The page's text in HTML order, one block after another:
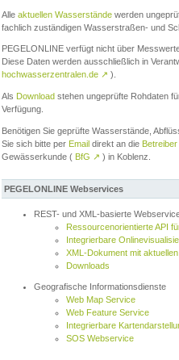
Alle aktuellen Wasserstände werden
fachlich zuständigen Wasserstraßen- und
PEGELONLINE verfügt nicht über
Diese Daten werden ausschließlich in
hochwasserzentralen.de ↗ ).
Als Download stehen ungeprüfte Rohdaten
Verfügung.
Benötigen Sie geprüfte Wasserstände,
Sie sich bitte per Email direkt an die
Gewässerkunde ( BfG ↗ ) in Koblenz.
PEGELONLINE Webservices
REST- und XML-basierte
Ressourcenorientierte API
Integrierbare
XML-Dokument mit
Downloads
Geografische Informationsdienste
Web Map Service
Web Feature Service
Integrierbare
SOS Webservice